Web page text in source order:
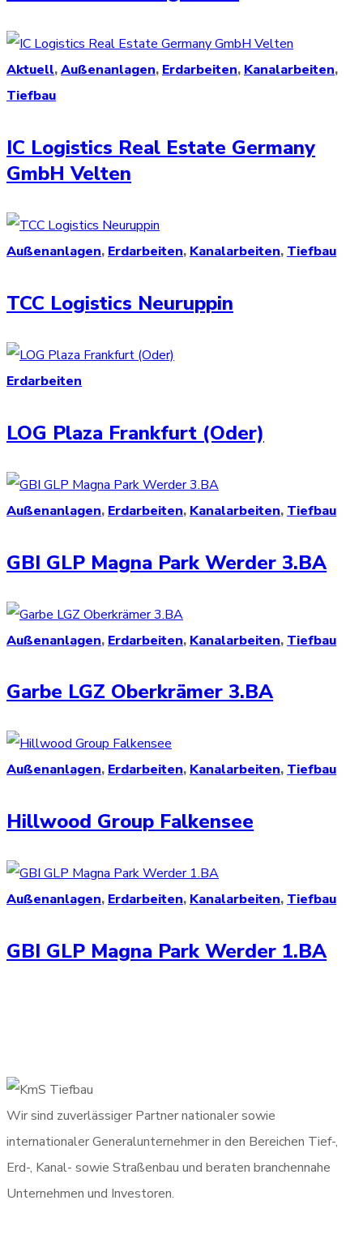
Aktuell,Außenanlagen, Erdarbeiten, Kanalarbeiten,
Tiefbau
IC Logistics Real Estate Germany
GmbH Velten
Außenanlagen, Erdarbeiten, Kanalarbeiten, Tiefbau
TCC Logistics Neuruppin
Erdarbeiten
LOG Plaza Frankfurt (Oder)
Außenanlagen, Erdarbeiten, Kanalarbeiten, Tiefbau
GBI GLP Magna Park Werder 3.BA
Außenanlagen, Erdarbeiten, Kanalarbeiten, Tiefbau
Garbe LGZ Oberkrämer 3.BA
Außenanlagen, Erdarbeiten, Kanalarbeiten, Tiefbau
Hillwood Group Falkensee
Außenanlagen, Erdarbeiten, Kanalarbeiten, Tiefbau
GBI GLP Magna Park Werder 1.BA
Wir sind zuverlässiger Partner nationaler sowie
internationaler Generalunternehmer in den Bereichen Tief-,
Erd-, Kanal- sowie Straßenbau und beraten branchennahe
Unternehmen und Investoren.